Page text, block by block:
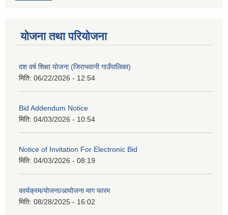
योजना तथा परियोजना
दश वर्ष शिक्षा योजना (जिराभवानी गाउँपालिका)
मिति: 06/22/2026 - 12:54
Bid Addendum Notice
मिति: 04/03/2026 - 10:54
Notice of Invitation For Electronic Bid
मिति: 04/03/2026 - 08:19
कार्यक्रम/योजना/आयोजना माग फारम
मिति: 08/28/2025 - 16:02